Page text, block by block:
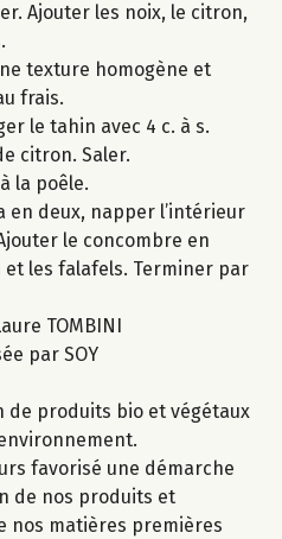
Ajouter les noix, le citron,
texture homogène et
frais.
le tahin avec 4 c. à s.
citron. Saler.
la poêle.
en deux, napper l’intérieur
le concombre en
et les falafels. Terminer par
TOMBINI
par SOY
de produits bio et végétaux
favorisé une démarche
de nos produits et
nos matières premières